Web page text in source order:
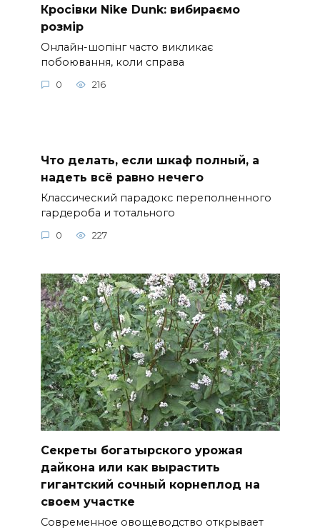
Кросівки Nike Dunk: вибираємо
розмір
Онлайн-шопінг часто викликає
побоювання, коли справа
0 216
Что делать, если шкаф полный, а
надеть всё равно нечего
Классический парадокс переполненного
гардероба и тотального
0 227
Секреты богатырского урожая
дайкона или как вырастить
гигантский сочный корнеплод на
своем участке
Современное овощеводство открывает